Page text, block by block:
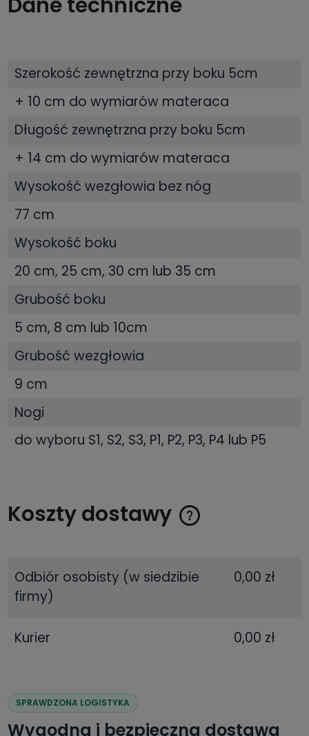
Szerokość zewnętrzna przy boku 5cm
+ 10 cm do wymiarów materaca
Długość zewnętrzna przy boku 5cm
+ 14 cm do wymiarów materaca
Wysokość wezgłowia bez nóg
77 cm
Wysokość boku
20 cm, 25 cm, 30 cm lub 35 cm
Grubość boku
5 cm, 8 cm lub 10cm
Grubość wezgłowia
9 cm
Nogi
do wyboru S1, S2, S3, P1, P2, P3, P4 lub P5
Koszty dostawy
Cena nie zawiera ewentualnych kosztów płatności
Odbiór osobisty(w siedzibie
firmy)
0,00 zł
Kurier 0,00 zł
SPRAWDZONA LOGISTYKA
Wygodna i bezpieczna dostawa